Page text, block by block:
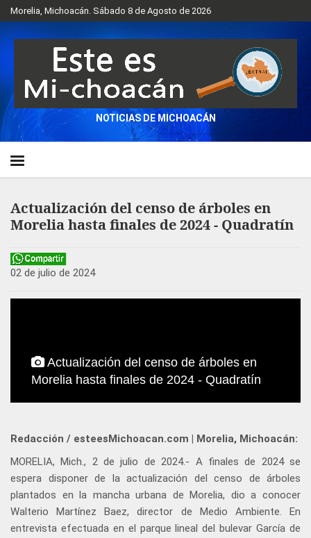
Morelia, Michoacán. Sábado 8 de Agosto de 2026
NOTICIAS DE MICHOACÁN
Actualización del censo de árboles en
Morelia hasta finales de 2024 - Quadratín
02 de julio de 2024
Actualización del censo de árboles en
Morelia hasta finales de 2024 - Quadratín
Redacción / esteesMichoacan.com | Morelia, Michoacán:
MORELIA, Mich., 2 de julio de 2024.- A finales de 2024 se
espera disponer de la actualización del censo de árboles
plantados en la mancha urbana de Morelia, dio a conocer
Walterio Martínez Baez, director de Medio Ambiente. En
entrevista efectuada en el parque lineal del bulevar García de